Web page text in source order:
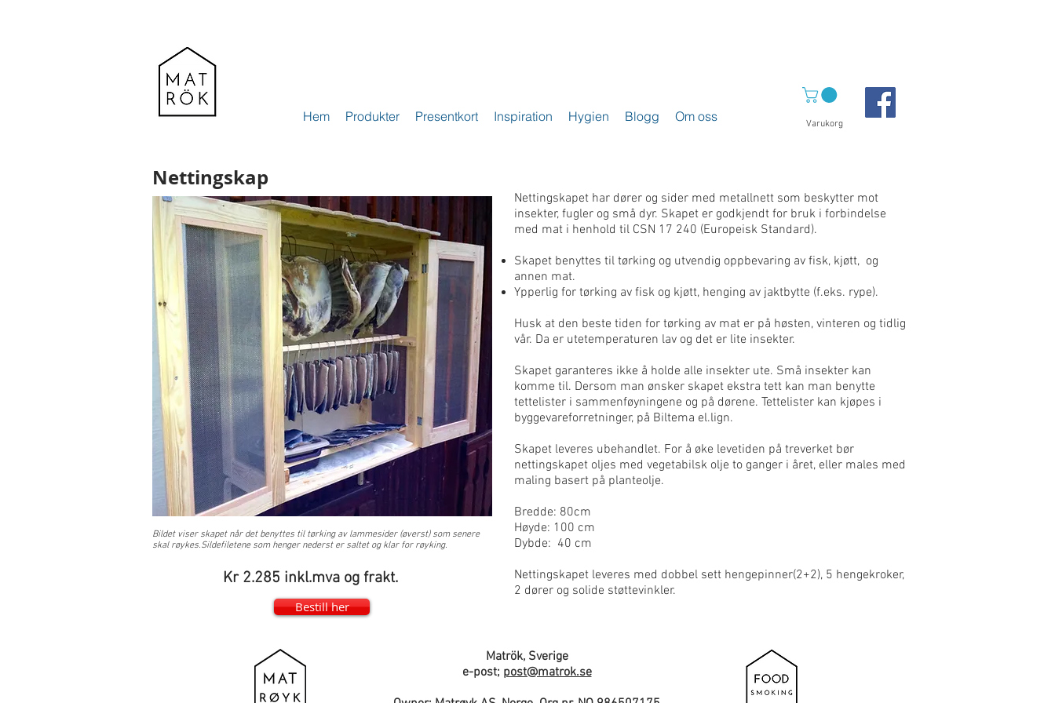
Hem Produkter Presentkort Inspiration Hygien Blogg Om oss Varukorg
Nettingskap
Bildet viser skapet når det benyttes til tørking av lammesider (øverst) som senere
skal røykes.Sildefiletene som henger nederst er saltet og klar for røyking.
Kr 2.285 inkl.mva og frakt.
Bestill her
Nettingskapet har dører og sider med metallnett som beskytter mot
insekter, fugler og små dyr. Skapet er godkjendt for bruk i forbindelse
med mat i henhold til CSN 17 240 (Europeisk Standard).
Skapet benyttes til tørking og utvendig oppbevaring av fisk, kjøtt, og
annen mat.
Ypperlig for tørking av fisk og kjøtt, henging av jaktbytte (f.eks. rype).
Husk at den beste tiden for tørking av mat er på høsten, vinteren og tidlig
vår. Da er utetemperaturen lav og det er lite insekter.
Skapet garanteres ikke å holde alle insekter ute. Små insekter kan
komme til. Dersom man ønsker skapet ekstra tett kan man benytte
tettelister i sammenføyningene og på dørene. Tettelister kan kjøpes i
byggevareforretninger, på Biltema el.lign.
Skapet leveres ubehandlet. For å øke levetiden på treverket bør
nettingskapet oljes med vegetabilsk olje to ganger i året, eller males med
maling basert på planteolje.
Bredde: 80cm
Høyde: 100 cm
Dybde: 40 cm
Nettingskapet leveres med dobbel sett hengepinner(2+2), 5 hengekroker,
2 dører og solide støttevinkler.
Matrök, Sverige
e-post; post@matrok.se